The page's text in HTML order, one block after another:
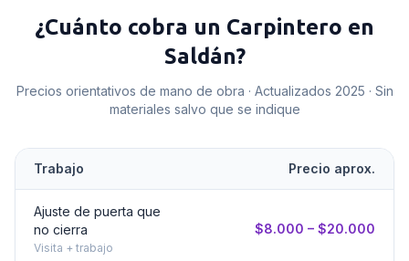
¿Cuánto cobra un Carpintero en
Saldán?
Precios orientativos de mano de obra · Actualizados 2025 · Sin
materiales salvo que se indique
Trabajo Precio aprox.
Ajuste de puerta que
no cierra
Visita + trabajo
$8.000 – $20.000